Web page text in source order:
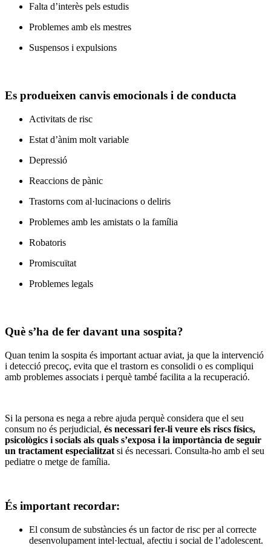
Falta d’interès pels estudis
Problemes amb els mestres
Suspensos i expulsions
Es produeixen canvis emocionals i de conducta
Activitats de risc
Estat d’ànim molt variable
Depressió
Reaccions de pànic
Trastorns com al·lucinacions o deliris
Problemes amb les amistats o la família
Robatoris
Promiscuïtat
Problemes legals
Què s’ha de fer davant una sospita?
Quan tenim la sospita és important actuar aviat, ja que la intervenció
i detecció precoç, evita que el trastorn es consolidi o es compliqui
amb problemes associats i perquè també facilita a la recuperació.
Si la persona es nega a rebre ajuda perquè considera que el seu
consum no és perjudicial, és necessari fer-li veure els riscs físics,
psicològics i socials als quals s’exposa i la importància de seguir
un tractament especialitzat si és necessari. Consulta-ho amb el seu
pediatre o metge de família.
És important recordar:
El consum de substàncies és un factor de risc per al correcte
desenvolupament intel·lectual, afectiu i social de l’adolescent.